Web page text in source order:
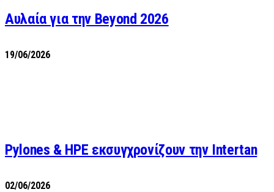
Αυλαία για την Beyond 2026
19/06/2026
Pylones & HPE εκσυγχρονίζουν την Intertan
02/06/2026